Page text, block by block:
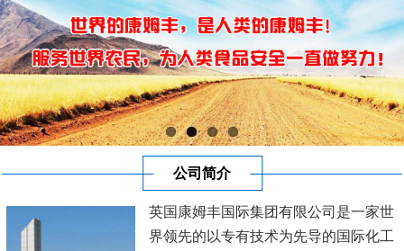
公司简介
英国康姆丰国际集团有限公司是一家世
界领先的以专有技术为先导的国际化工